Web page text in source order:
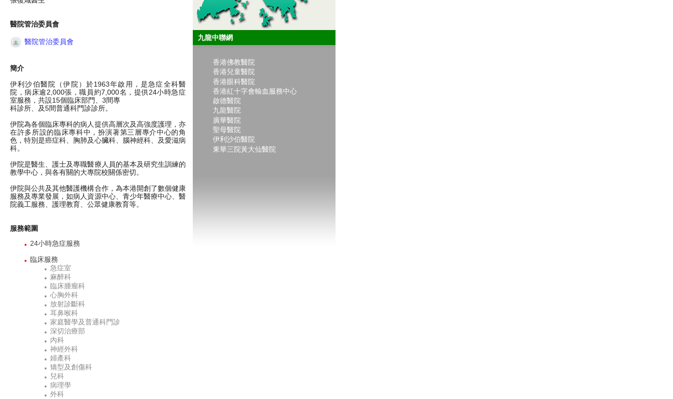
醫院管治委員會
醫院管治委員會
簡介
伊利沙伯醫院（伊院）於1963年啟用，是急症全科醫
院，病床逾2,000張，職員約7,000名，提供24小時急症
室服務，共設15個臨床部門、3間專
科診所、及5間普通科門診診所。
伊院為各個臨床專科的病人提供高層次及高強度護理，亦
在許多所設的臨床專科中，扮演著第三層專介中心的角
色，特別是癌症科、胸肺及心臟科、腦神經科、及愛滋病
科。
伊院是醫生、護士及專職醫療人員的基本及研究生訓練的
教學中心，與各有關的大專院校關係密切。
伊院與公共及其他醫護機構合作，為本港開創了數個健康
服務及專業發展，如病人資源中心、青少年醫療中心、醫
院義工服務、護理教育、公眾健康教育等。
服務範圍
24小時急症服務
臨床服務
急症室
麻醉科
臨床腫瘤科
心胸外科
放射診斷科
耳鼻喉科
家庭醫學及普通科門診
深切治療部
內科
神經外科
婦產科
矯型及創傷科
兒科
病理學
外科
九龍中聯網
香港佛教醫院
香港兒童醫院
香港眼科醫院
香港紅十字會輸血服務中心
啟德醫院
九龍醫院
廣華醫院
聖母醫院
伊利沙伯醫院
東華三院黃大仙醫院